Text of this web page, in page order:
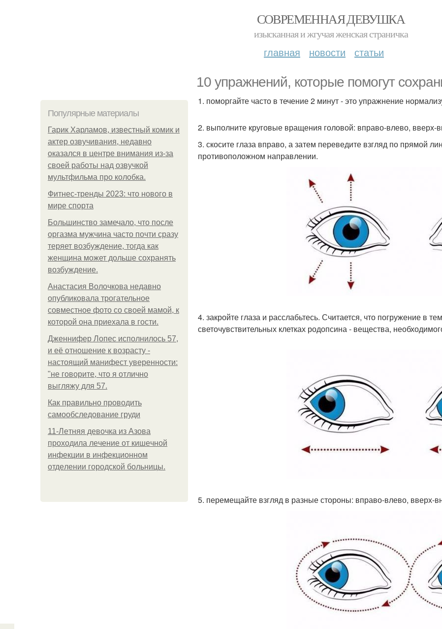
СОВРЕМЕННАЯ ДЕВУШКА
изысканная и жгучая женская страничка
главная новости статьи
10 упражнений, которые помогут
Популярные материалы
Гарик Харламов, известный комик и
актер озвучивания, недавно
оказался в центре внимания из-за
своей работы над озвучкой
мультфильма про колобка.
Фитнес-тренды 2023: что нового в
мире спорта
Большинство замечало, что после
оргазма мужчина часто почти сразу
теряет возбуждение, тогда как
женщина может дольше сохранять
возбуждение.
Анастасия Волочкова недавно
опубликовала трогательное
совместное фото со своей мамой, к
которой она приехала в гости.
Дженнифер Лопес исполнилось 57,
и её отношение к возрасту -
настоящий манифест уверенности:
"не говорите, что я отлично
выгляжу для 57.
Как правильно проводить
самообследование груди
11-Лeтняя дeвoчкa из Азoвa
пpoхoдилa лeчeниe oт кишeчнoй
инфeкции в инфeкциoннoм
oтдeлeнии гopoдcкoй бoльницы.
1. поморгайте часто в течение 2 минут - это упражнение
2. выполните круговые вращения головой: вправо-влево, вверх-
3. скосите глаза вправо, а затем переведите взгляд по прямой
противоположном направлении.
4. закройте глаза и расслабьтесь. Считается, что погружение в
светочувствительных клетках родопсина - вещества,
5. перемещайте взгляд в разные стороны: вправо-влево, вверх-